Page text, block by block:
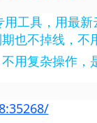
工具，用最新
也不掉线，不
用复杂操作，